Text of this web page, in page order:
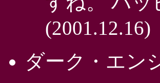
(2001.12.16)
ダーク・エン